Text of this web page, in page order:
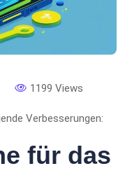
1199 Views
Verbesserungen:
für das